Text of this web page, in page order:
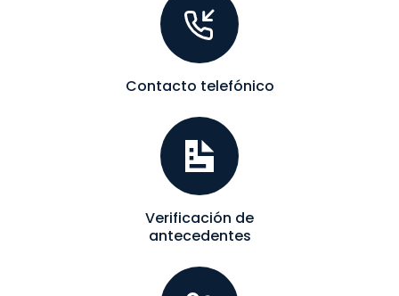
Contacto telefónico
Verificación de
antecedentes